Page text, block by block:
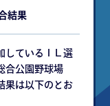
結果
しているＩＬ選
合公園野球場
果は以下のとお